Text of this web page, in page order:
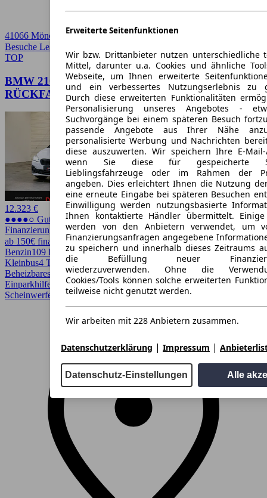
41066 Mönchengladbach
Besuche Leasingmarkt
TOP
BMW 216 1.5 Gran Tourer LED
RÜCKFAHRKAMERA SITZHEIZ.
12.323 €
●●●●○ Guter Preis
Finanzierung möglich
ab 150€ finanzieren ↗
Benzin109 PS (80 kW)96.000 kmEZ 08/2019SchaltgetriebeVan /
Kleinbus4 Türen
Beheizbares Lenkrad, Einparkhilfe, Einparkhilfe Sensoren hinten,
Einparkhilfe Sensoren vorne, LED, Lederausstattung, LED-
Scheinwerfer, Lichtsensor, Regensensor, Sitzheiz, Sitzheizung
Erweiterte Seitenfunktionen
Wir bzw. Drittanbieter nutzen unterschiedliche
Mittel, darunter u.a. Cookies und ähnliche
Webseite, um Ihnen erweiterte
und ein verbessertes Nutzungserlebnis zu
Durch diese erweiterten Funktionalitäten
Personalisierung unseres Angebotes -
Suchvorgänge bei einem späteren Besuch
passende Angebote aus Ihrer Nähe
personalisierte Werbung und Nachrichten
diese auszuwerten. Wir speichern Ihre E-Mail-
wenn Sie diese für gespeicherte
Lieblingsfahrzeuge oder im Rahmen der
angeben. Dies erleichtert Ihnen die Nutzung
eine erneute Eingabe bei späteren Besuchen
Einwilligung werden nutzungsbasierte
Ihnen kontaktierte Händler übermittelt. Einige
werden von den Anbietern verwendet, um
Finanzierungsanfragen angegebene
zu speichern und innerhalb dieses Zeitraums
die Befüllung neuer
wiederzuverwenden. Ohne die
Cookies/Tools können solche erweiterten
teilweise nicht genutzt werden.
Wir arbeiten mit 228 Anbietern zusammen.
Datenschutzerklärung | Impressum |
Datenschutz-Einstellungen Alle